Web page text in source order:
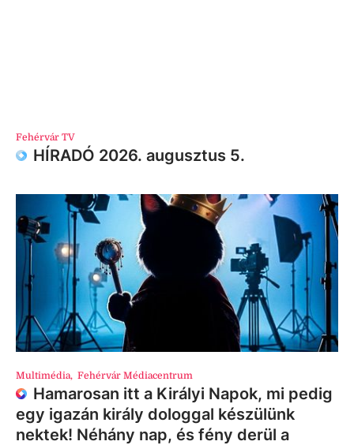
Fehérvár TV
HÍRADÓ 2026. augusztus 5.
Multimédia, Fehérvár Médiacentrum
Hamarosan itt a Királyi Napok, mi pedig
egy igazán király dologgal készülünk
nektek! Néhány nap, és fény derül a